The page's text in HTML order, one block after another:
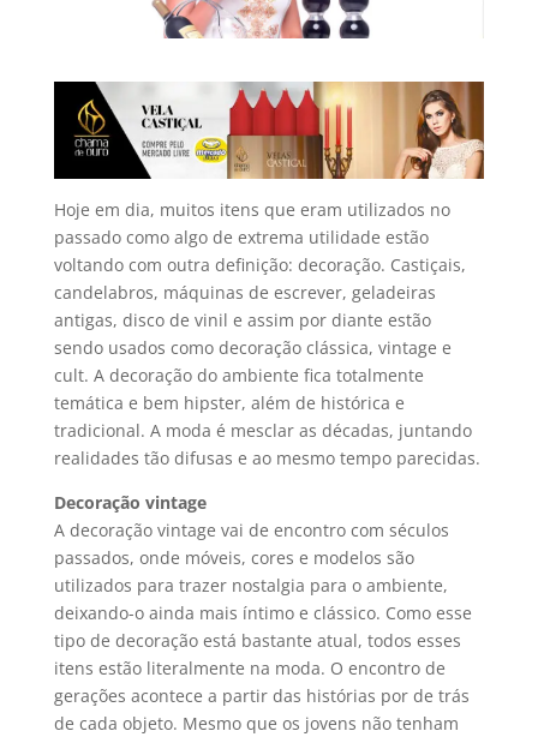
Hoje em dia, muitos itens que eram utilizados no
passado como algo de extrema utilidade estão
voltando com outra definição: decoração. Castiçais,
candelabros, máquinas de escrever, geladeiras
antigas, disco de vinil e assim por diante estão
sendo usados como decoração clássica, vintage e
cult. A decoração do ambiente fica totalmente
temática e bem hipster, além de histórica e
tradicional. A moda é mesclar as décadas, juntando
realidades tão difusas e ao mesmo tempo parecidas.
Decoração vintage
A decoração vintage vai de encontro com séculos
passados, onde móveis, cores e modelos são
utilizados para trazer nostalgia para o ambiente,
deixando-o ainda mais íntimo e clássico. Como esse
tipo de decoração está bastante atual, todos esses
itens estão literalmente na moda. O encontro de
gerações acontece a partir das histórias por de trás
de cada objeto. Mesmo que os jovens não tenham